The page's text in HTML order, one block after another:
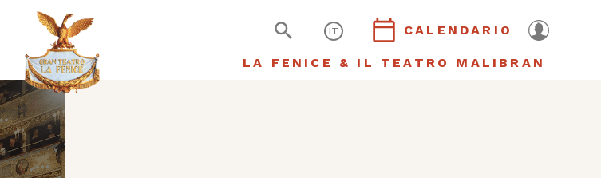
IT CALENDARIO
LA FENICE & IL TEATRO MALIBRAN